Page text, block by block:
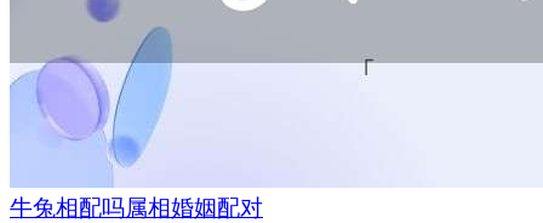
牛兔相配吗属相婚姻配对